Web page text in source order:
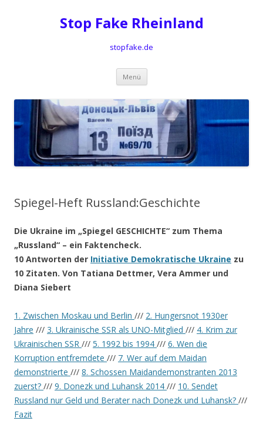
Stop Fake Rheinland
stopfake.de
Menü Springe
Inhalt
Spiegel-Heft Russland:Geschichte
Die Ukraine im „Spiegel GESCHICHTE“ zum Thema
„Russland“ – ein Faktencheck.
10 Antworten der Initiative Demokratische Ukraine zu
10 Zitaten. Von Tatiana Dettmer, Vera Ammer und
Diana Siebert
1. Zwischen Moskau und Berlin /// 2. Hungersnot 1930er
Jahre /// 3. Ukrainische SSR als UNO-Mitglied /// 4. Krim zur
Ukrainischen SSR /// 5. 1992 bis 1994 /// 6. Wen die
Korruption entfremdete /// 7. Wer auf dem Maidan
demonstrierte /// 8. Schossen Maidandemonstranten 2013
zuerst? /// 9. Donezk und Luhansk 2014 /// 10. Sendet
Russland nur Geld und Berater nach Donezk und Luhansk? ///
Fazit